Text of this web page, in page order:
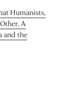
Humanists,
A
and the